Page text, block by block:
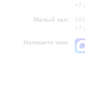
+7
Малый зал:
+7
Напишите нам: